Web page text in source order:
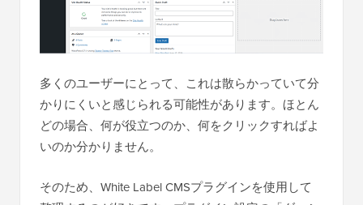
多くのユーザーにとって、これは散らかっていて分
かりにくいと感じられる可能性があります。ほとん
どの場合、何が役立つのか、何をクリックすればよ
いのか分かりません。
そのため、White Label CMSプラグインを使用して